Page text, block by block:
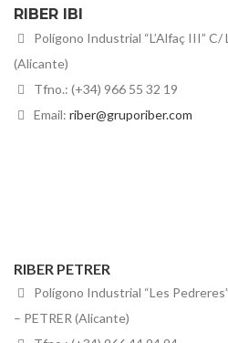
RIBER IBI
Polígono Industrial “L’Alfaç III”
(Alicante)
Tfno.: (+34) 966 55 32 19
Email: riber@gruporiber.com
RIBER PETRER
Polígono Industrial “Les
– PETRER (Alicante)